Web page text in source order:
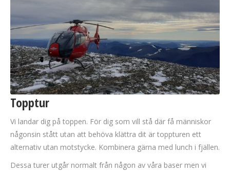
Topptur
Vi landar dig på toppen. För dig som vill stå där få människor
någonsin stått utan att behöva klättra dit är toppturen ett
alternativ utan motstycke. Kombinera gärna med lunch i fjällen.
Dessa turer utgår normalt från någon av våra baser men vi